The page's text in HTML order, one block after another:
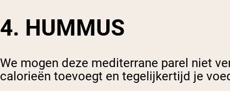
4. HUMMUS
We mogen deze mediterrane parel niet
calorieën toevoegt en tegelijkertijd je